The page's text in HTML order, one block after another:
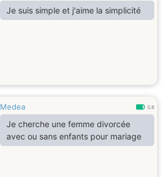
Je suis simple et j'aime la simplicité
Medea 0.8
Je cherche une femme divorcée
avec ou sans enfants pour mariage